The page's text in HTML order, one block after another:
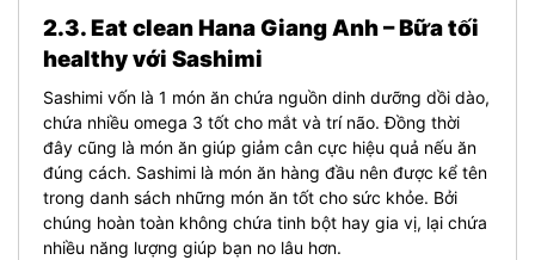
2.3. Eat clean Hana Giang Anh – Bữa tối
healthy với Sashimi
Sashimi vốn là 1 món ăn chứa nguồn dinh dưỡng dồi dào,
chứa nhiều omega 3 tốt cho mắt và trí não. Đồng thời
đây cũng là món ăn giúp giảm cân cực hiệu quả nếu ăn
đúng cách. Sashimi là món ăn hàng đầu nên được kể tên
trong danh sách những món ăn tốt cho sức khỏe. Bởi
chúng hoàn toàn không chứa tinh bột hay gia vị, lại chứa
nhiều năng lượng giúp bạn no lâu hơn.